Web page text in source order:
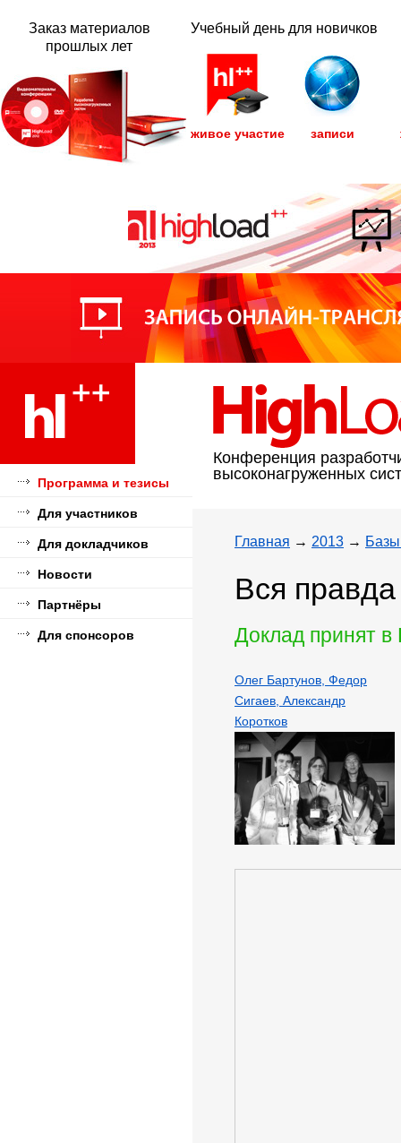
Заказ материалов
прошлых лет
Учебный день для новичков
живое участие записи
Программа и тезисы
Для участников
Для докладчиков
Новости
Партнёры
Для спонсоров
Конференция
высоконагруженных
Главная → 2013 →
Вся
Доклад принят
Олег Бартунов, Федор
Сигаев, Александр
Коротков